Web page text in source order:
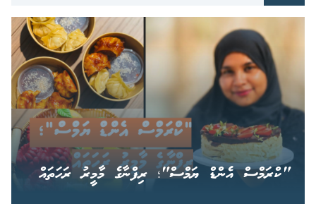
"ކްރަމްސް އެންޑް ޔަމްސް"؛ ރިފްނާގެ މާމީރު ރަހަތައް